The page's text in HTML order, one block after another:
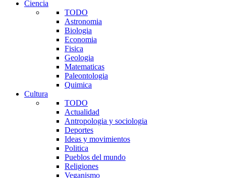
Ciencia
TODO
Astronomia
Biologia
Economia
Fisica
Geologia
Matematicas
Paleontologia
Quimica
Cultura
TODO
Actualidad
Antropologia y sociologia
Deportes
Ideas y movimientos
Politica
Pueblos del mundo
Religiones
Veganismo